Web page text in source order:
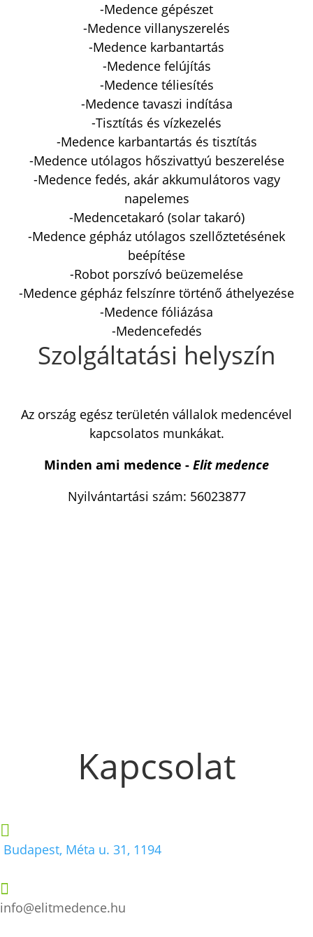
-Medence gépészet
-Medence villanyszerelés
-Medence karbantartás
-Medence felújítás
-Medence téliesítés
-Medence tavaszi indítása
-Tisztítás és vízkezelés
-Medence karbantartás és tisztítás
-Medence utólagos hőszivattyú beszerelése
-Medence fedés, akár akkumulátoros vagy
napelemes
-Medencetakaró (solar takaró)
-Medence gépház utólagos szellőztetésének
beépítése
-Robot porszívó beüzemelése
-Medence gépház felszínre történő áthelyezése
-Medence fóliázása
-Medencefedés
Szolgáltatási helyszín
Az ország egész területén vállalok medencével
kapcsolatos munkákat.
Minden ami medence - Elit medence
Nyilvántartási szám: 56023877
Kapcsolat

Budapest, Méta u. 31, 1194

info@elitmedence.hu